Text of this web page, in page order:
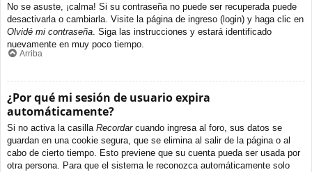
No se asuste, ¡calma! Si su contraseña no puede ser recuperada puede
desactivarla o cambiarla. Visite la página de ingreso (login) y haga clic en
Olvidé mi contraseña . Siga las instrucciones y estará identificado
nuevamente en muy poco tiempo.
Arriba
¿Por qué mi sesión de usuario expira
automáticamente?
Si no activa la casilla Recordarcuando ingresa al foro, sus datos se
guardan en una cookie segura, que se elimina al salir de la página o al
cabo de cierto tiempo. Esto previene que su cuenta pueda ser usada por
otra persona. Para que el sistema le reconozca automáticamente solo